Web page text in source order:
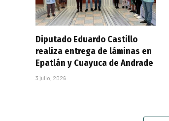
Diputado Eduardo Castillo
realiza entrega de láminas en
Epatlán y Cuayuca de Andrade
3 julio, 2026